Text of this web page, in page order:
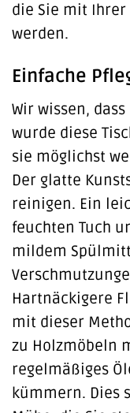
die Sie mit
werden.
Einfache
Wir wissen,
wurde diese
sie möglichst
Der glatte
reinigen. Ein
feuchten Tuch
mildem
Hartnäckigere
mit dieser
zu Holzmöbeln
regelmäßiges
kümmern. Dies